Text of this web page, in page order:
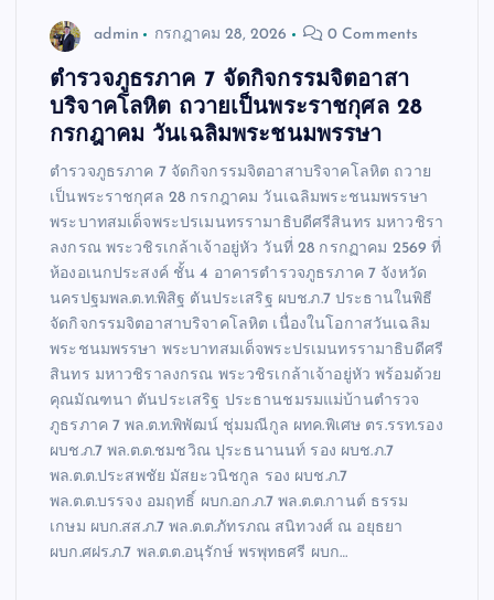
admin กรกฎาคม 28, 2026 0 Comments
ตำรวจภูธรภาค 7 จัดกิจกรรมจิตอาสา
บริจาคโลหิต ถวายเป็นพระราชกุศล 28
กรกฎาคม วันเฉลิมพระชนมพรรษา
ตำรวจภูธรภาค 7 จัดกิจกรรมจิตอาสาบริจาคโลหิต ถวาย
เป็นพระราชกุศล 28 กรกฎาคม วันเฉลิมพระชนมพรรษา
พระบาทสมเด็จพระปรเมนทรรามาธิบดีศรีสินทร มหาวชิรา
ลงกรณ พระวชิรเกล้าเจ้าอยู่หัว วันที่ 28 กรกฏาคม 2569 ที่
ห้องอเนกประสงค์ ชั้น 4 อาคารตำรวจภูธรภาค 7 จังหวัด
นครปฐมพล.ต.ท.พิสิฐ ตันประเสริฐ ผบช.ภ.7 ประธานในพิธี
จัดกิจกรรมจิตอาสาบริจาคโลหิต เนื่องในโอกาสวันเฉลิม
พระชนมพรรษา พระบาทสมเด็จพระปรเมนทรรามาธิบดีศรี
สินทร มหาวชิราลงกรณ พระวชิรเกล้าเจ้าอยู่หัว พร้อมด้วย
คุณมัณฑนา ตันประเสริฐ ประธานชมรมแม่บ้านตำรวจ
ภูธรภาค 7 พล.ต.ท.พิพัฒน์ ชุ่มมณีกูล ผทค.พิเศษ ตร.รรท.รอง
ผบช.ภ.7 พล.ต.ต.ชมชวิณ ปุระธนานนท์ รอง ผบช.ภ.7
พล.ต.ต.ประสพชัย มัสยะวนิชกูล รอง ผบช.ภ.7
พล.ต.ต.บรรจง อมฤทธิ์ ผบก.อก.ภ.7 พล.ต.ต.กานต์ ธรรม
เกษม ผบก.สส.ภ.7 พล.ต.ต.ภัทรภณ สนิทวงศ์ ณ อยุธยา
ผบก.ศฝร.ภ.7 พล.ต.ต.อนุรักษ์ พรพุทธศรี ผบก…